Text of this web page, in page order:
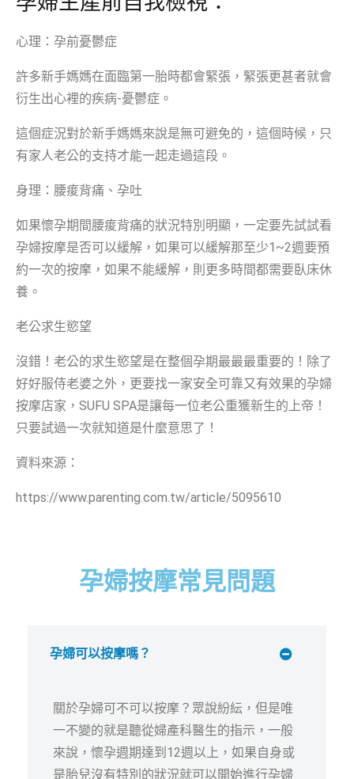
心理：孕前憂鬱症
許多新手媽媽在面臨第一胎時都會緊張，緊張更甚者就會
衍生出心裡的疾病-憂鬱症。
這個症況對於新手媽媽來說是無可避免的，這個時候，只
有家人老公的支持才能一起走過這段。
身理：腰痠背痛、孕吐
如果懷孕期間腰痠背痛的狀況特別明顯，一定要先試試看
孕婦按摩是否可以緩解，如果可以緩解那至少1~2週要預
約一次的按摩，如果不能緩解，則更多時間都需要臥床休
養。
老公求生慾望
沒錯！老公的求生慾望是在整個孕期最最最重要的！除了
好好服侍老婆之外，更要找一家安全可靠又有效果的孕婦
按摩店家，SUFU SPA是讓每一位老公重獲新生的上帝！
只要試過一次就知道是什麼意思了！
資料來源：
https://www.parenting.com.tw/article/5095610
孕婦按摩常見問題
孕婦可以按摩嗎？
關於孕婦可不可以按摩？眾說紛紜，但是唯
一不變的就是聽從婦產科醫生的指示，一般
來說，懷孕週期達到12週以上，如果自身或
是胎兒沒有特別的狀況就可以開始進行孕婦